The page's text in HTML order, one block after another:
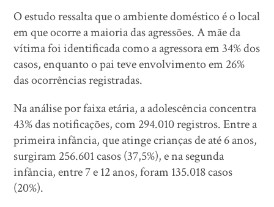
O estudo ressalta que o ambiente doméstico é o local
em que ocorre a maioria das agressões. A mãe da
vítima foi identificada como a agressora em 34% dos
casos, enquanto o pai teve envolvimento em 26%
das ocorrências registradas.
Na análise por faixa etária, a adolescência concentra
43% das notificações, com 294.010 registros. Entre a
primeira infância, que atinge crianças de até 6 anos,
surgiram 256.601 casos (37,5%), e na segunda
infância, entre 7 e 12 anos, foram 135.018 casos
(20%).